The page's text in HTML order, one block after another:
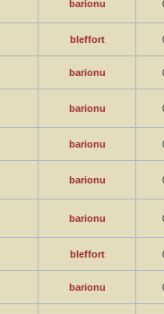
barionu
bleffort
barionu
barionu
barionu
barionu
barionu
bleffort
barionu